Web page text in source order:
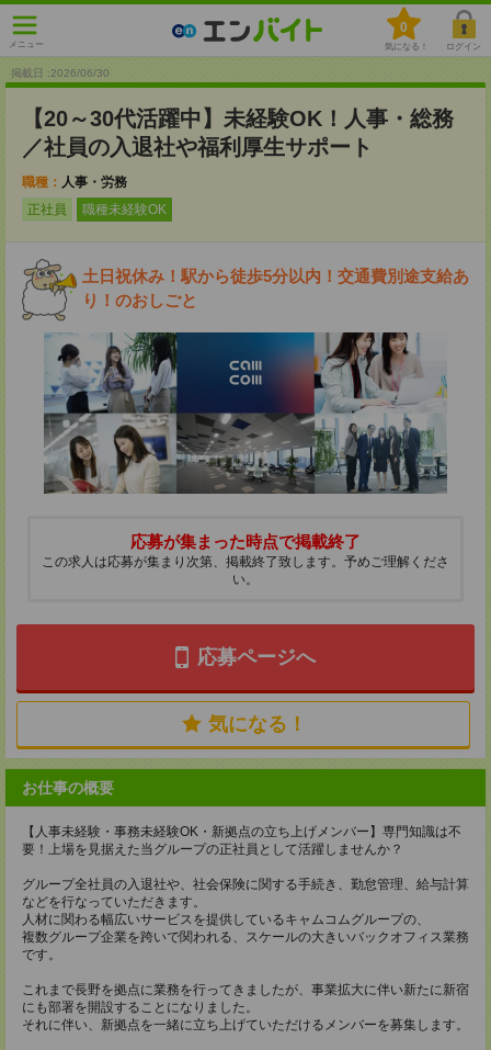
メニュー
0
気になる！ ログイン
掲載日 :2026/06/30
【20～30代活躍中】未経験OK！人事・総務
／社員の入退社や福利厚生サポート
職種： 人事・労務
正社員
職種未経験OK
土日祝休み！駅から徒歩5分以内！交通費別途支給あ
り！のおしごと
応募が集まった時点で掲載終了
この求人は応募が集まり次第、掲載終了致します。予めご理解くださ
い。
応募ページへ
気になる！
お仕事の概要
【人事未経験・事務未経験OK・新拠点の立ち上げメンバー】専門知識は不
要！上場を見据えた当グループの正社員として活躍しませんか？
グループ全社員の入退社や、社会保険に関する手続き、勤怠管理、給与計算
などを行なっていただきます。
人材に関わる幅広いサービスを提供しているキャムコムグループの、
複数グループ企業を跨いで関われる、スケールの大きいバックオフィス業務
です。
これまで長野を拠点に業務を行ってきましたが、事業拡大に伴い新たに新宿
にも部署を開設することになりました。
それに伴い、新拠点を一緒に立ち上げていただけるメンバーを募集します。